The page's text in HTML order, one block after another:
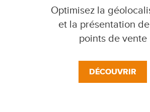
Optimisez la
et la présentation
points de vente
DÉCOUVRIR